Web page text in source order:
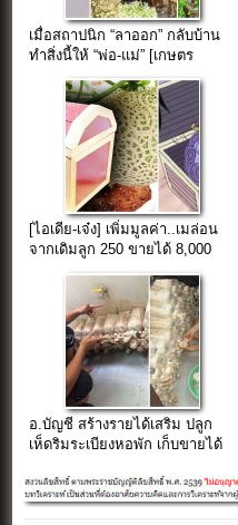
เมื่อสถาปนิก “ลาออก” กลับบ้าน
ทำสิ่งนี้ให้ “พ่อ-แม่” [เกษตร
[ไอเดีย-เจ๋ง] เพิ่มมูลค่า..เมล่อน
จากเดิมลูก 250 ขายได้ 8,000
อ.บัญชี สร้างรายได้เสริม ปลูก
เห็ดริมระเบียงหอพัก เก็บขายได้